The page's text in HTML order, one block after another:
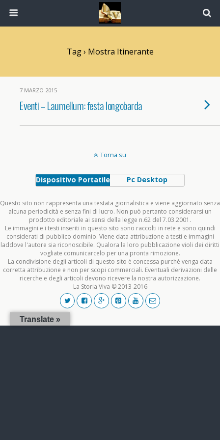
Tag › Mostra Itinerante
7 MARZO 2015
Eventi – Laumellum: festa longobarda
Torna su
Dispositivo Portatile Pc Desktop
Questo sito non rappresenta una testata giornalistica e viene aggiornato senza
alcuna periodicità e senza fini di lucro. Non può pertanto considerarsi un
prodotto editoriale ai sensi della legge n.62 del 7.03.2001.
Le immagini e i testi inseriti in questo sito sono raccolti in rete e sono quindi
considerati di pubblico dominio. Viene data attribuzione a testi e immagini
laddove l'autore sia riconoscibile. Qualora la loro pubblicazione violi dei diritti
vogliate comunicarcelo per una pronta rimozione.
La condivisione degli articoli di questo sito è concessa purchè venga data
corretta attribuzione e non per scopi commerciali. Eventuali derivazioni delle
ricerche e degli articoli devono ricevere la nostra autorizzazione.
La Storia Viva © 2013-2016
Translate »